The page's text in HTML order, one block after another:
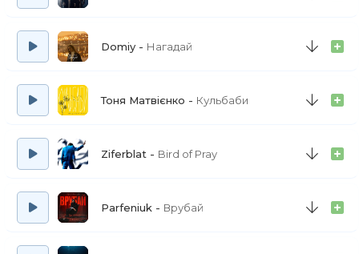
Domiy Нагадай
Тоня Матвієнко Кульбаби
Ziferblat Bird of Pray
Parfeniuk Врубай